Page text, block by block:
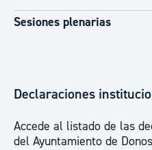
Sesiones plenarias
Declaraciones
Accede al listado de las
del Ayuntamiento de